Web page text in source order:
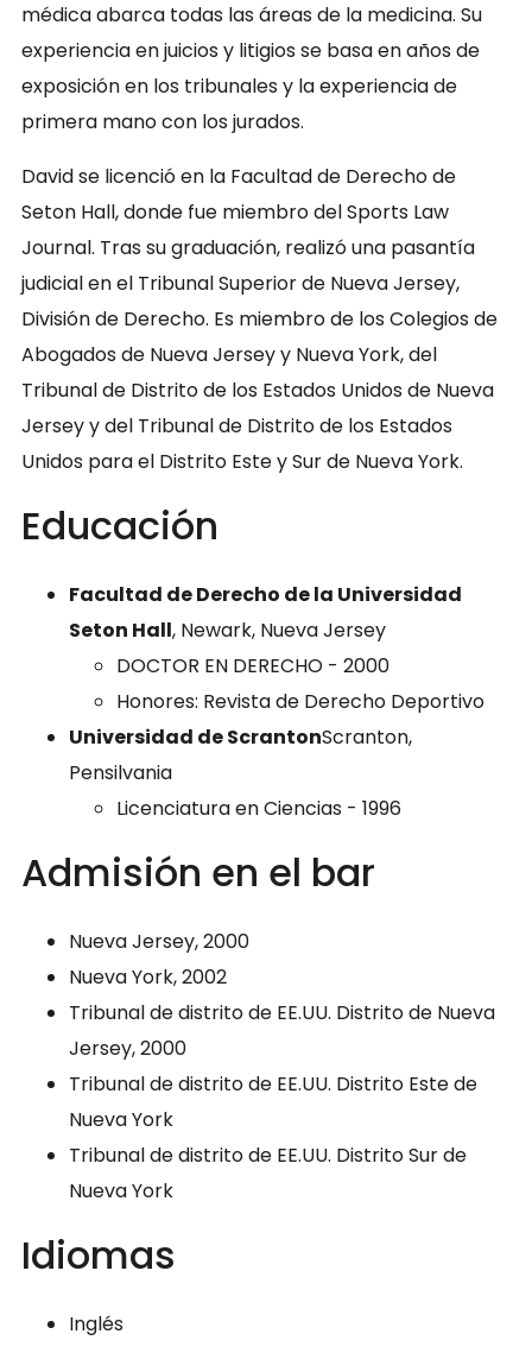
médica abarca todas las áreas de la medicina. Su
experiencia en juicios y litigios se basa en años de
exposición en los tribunales y la experiencia de
primera mano con los jurados.
David se licenció en la Facultad de Derecho de
Seton Hall, donde fue miembro del Sports Law
Journal. Tras su graduación, realizó una pasantía
judicial en el Tribunal Superior de Nueva Jersey,
División de Derecho. Es miembro de los Colegios de
Abogados de Nueva Jersey y Nueva York, del
Tribunal de Distrito de los Estados Unidos de Nueva
Jersey y del Tribunal de Distrito de los Estados
Unidos para el Distrito Este y Sur de Nueva York.
Educación
Facultad de Derecho de la Universidad
Seton Hall, Newark, Nueva Jersey
DOCTOR EN DERECHO - 2000
Honores: Revista de Derecho Deportivo
Universidad de ScrantonScranton,
Pensilvania
Licenciatura en Ciencias - 1996
Admisión en el bar
Nueva Jersey, 2000
Nueva York, 2002
Tribunal de distrito de EE.UU. Distrito de Nueva
Jersey, 2000
Tribunal de distrito de EE.UU. Distrito Este de
Nueva York
Tribunal de distrito de EE.UU. Distrito Sur de
Nueva York
Idiomas
Inglés